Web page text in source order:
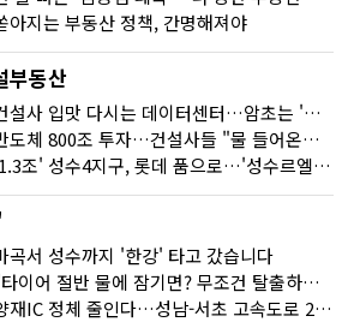
아지는 부동산 정책, 간명해져야
부동산
건설사 입맛 다시는 데이터센터…암초는 '주민 반대'
반도체 800조 투자…건설사들 "물 들어온다!"
'1.3조' 성수4지구, 롯데 품으로…'성수르엘 S70' 거듭
곡서 성수까지 '한강' 타고 갔습니다
"타이어 절반 물에 잠기면? 무조건 탈출하세요"
양재IC 정체 줄인다…성남-서초 고속도로 2029년 착공